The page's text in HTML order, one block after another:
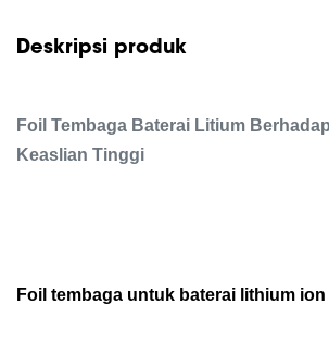
Deskripsi produk
Foil Tembaga Baterai Litium
Keaslian Tinggi
Foil tembaga untuk baterai lithium ion